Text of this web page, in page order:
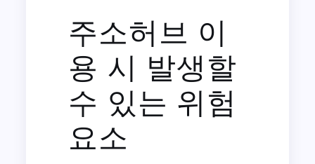
주소허브 이
용 시 발생할
수 있는 위험
요소